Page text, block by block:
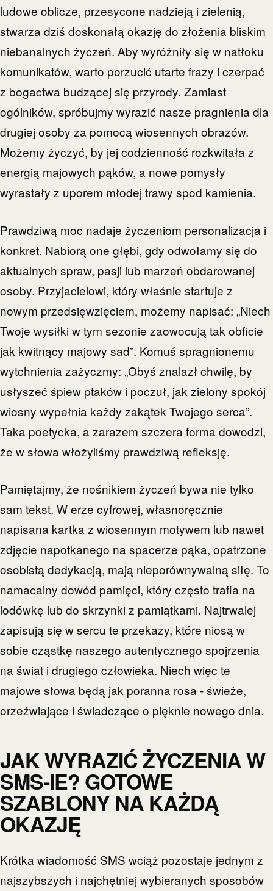
ludowe oblicze, przesycone nadzieją i zielenią,
stwarza dziś doskonałą okazję do złożenia bliskim
niebanalnych życzeń. Aby wyróżniły się w natłoku
komunikatów, warto porzucić utarte frazy i czerpać
z bogactwa budzącej się przyrody. Zamiast
ogólników, spróbujmy wyrazić nasze pragnienia dla
drugiej osoby za pomocą wiosennych obrazów.
Możemy życzyć, by jej codzienność rozkwitała z
energią majowych pąków, a nowe pomysły
wyrastały z uporem młodej trawy spod kamienia.
Prawdziwą moc nadaje życzeniom personalizacja i
konkret. Nabiorą one głębi, gdy odwołamy się do
aktualnych spraw, pasji lub marzeń obdarowanej
osoby. Przyjacielowi, który właśnie startuje z
nowym przedsięwzięciem, możemy napisać: „Niech
Twoje wysiłki w tym sezonie zaowocują tak obficie
jak kwitnący majowy sad”. Komuś spragnionemu
wytchnienia zażyczmy: „Obyś znalazł chwilę, by
usłyszeć śpiew ptaków i poczuł, jak zielony spokój
wiosny wypełnia każdy zakątek Twojego serca”.
Taka poetycka, a zarazem szczera forma dowodzi,
że w słowa włożyliśmy prawdziwą refleksję.
Pamiętajmy, że nośnikiem życzeń bywa nie tylko
sam tekst. W erze cyfrowej, własnoręcznie
napisana kartka z wiosennym motywem lub nawet
zdjęcie napotkanego na spacerze pąka, opatrzone
osobistą dedykacją, mają nieporównywalną siłę. To
namacalny dowód pamięci, który często trafia na
lodówkę lub do skrzynki z pamiątkami. Najtrwalej
zapisują się w sercu te przekazy, które niosą w
sobie cząstkę naszego autentycznego spojrzenia
na świat i drugiego człowieka. Niech więc te
majowe słowa będą jak poranna rosa - świeże,
orzeźwiające i świadczące o pięknie nowego dnia.
JAK WYRAZIĆ ŻYCZENIA W
SMS-IE? GOTOWE
SZABLONY NA KAŻDĄ
OKAZJĘ
Krótka wiadomość SMS wciąż pozostaje jednym z
najszybszych i najchętniej wybieranych sposobów